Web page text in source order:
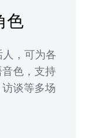
色
，可为各
色，支持
谈等多场